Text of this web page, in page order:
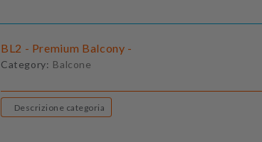
BL2 - Premium Balcony -
Category: Balcone
Descrizione categoria